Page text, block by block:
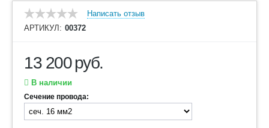
Написать отзыв
АРТИКУЛ: 00372
13 200руб.
В наличии
Сечение провода: